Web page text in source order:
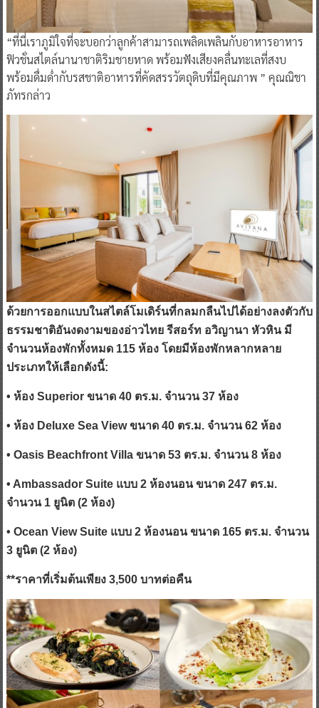
“ที่นี่เราภูมิใจที่จะบอกว่าลูกค้าสามารถเพลิดเพลินกับอาหารอาหาร
ฟิวชั่นสไตล์นานาชาติริมชายหาด พร้อมฟังเสียงคลื่นทะเลที่สงบ
พร้อมดื่มด่ำกับรสชาติอาหารที่คัดสรรวัตถุดิบที่มีคุณภาพ ” คุณณิชา
ภัทรกล่าว
ด้วยการออกแบบในสไตล์โมเดิร์นที่กลมกลืนไปได้อย่างลงตัวกับ
ธรรมชาติอันงดงามของอ่าวไทย รีสอร์ท อวิญานา หัวหิน มี
จำนวนห้องพักทั้งหมด 115 ห้อง โดยมีห้องพักหลากหลาย
ประเภทให้เลือกดังนี้:
• ห้อง Superior ขนาด 40 ตร.ม. จำนวน 37 ห้อง
• ห้อง Deluxe Sea View ขนาด 40 ตร.ม. จำนวน 62 ห้อง
• Oasis Beachfront Villa ขนาด 53 ตร.ม. จำนวน 8 ห้อง
• Ambassador Suite แบบ 2 ห้องนอน ขนาด 247 ตร.ม.
จำนวน 1 ยูนิต (2 ห้อง)
• Ocean View Suite แบบ 2 ห้องนอน ขนาด 165 ตร.ม. จำนวน
3 ยูนิต (2 ห้อง)
**ราคาที่เริ่มต้นเพียง 3,500 บาทต่อคืน